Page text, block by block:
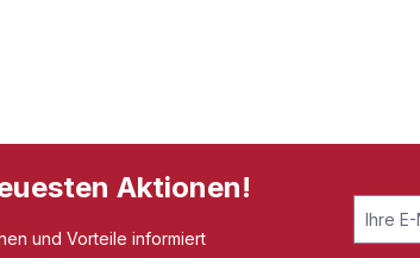
Aktionen!
und Vorteile informiert